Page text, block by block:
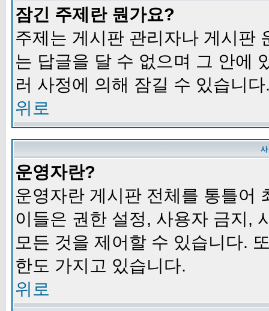
잠긴 주제란 뭔가요?
주제는 게시판 관리자나 게시판
는 답글을 달 수 없으며 그 안에
러 사정에 의해 잠길 수 있습니다
위로
운영자란?
운영자란 게시판 전체를 통틀어
이들은 권한 설정, 사용자 금지,
모든 것을 제어할 수 있습니다.
한도 가지고 있습니다.
위로